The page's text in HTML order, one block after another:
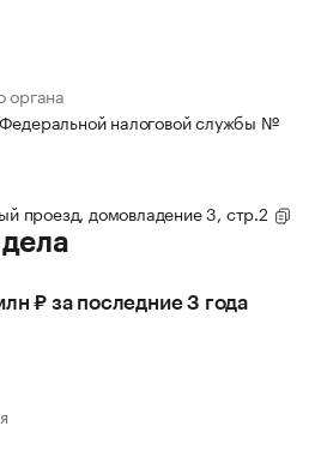
органа
налоговой службы №
проезд, домовладение 3, стр.2
₽ за последние 3 года